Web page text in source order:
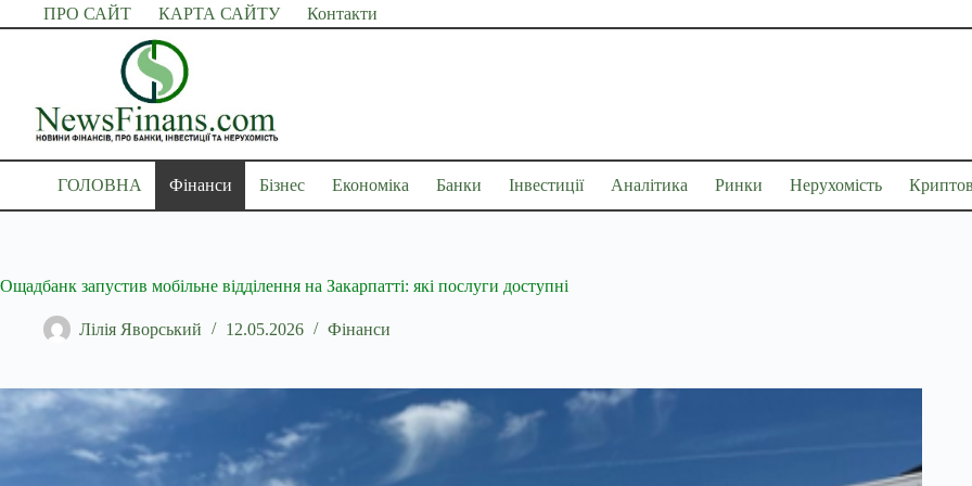
Перейти
до
ПРО САЙТ КАРТА САЙТУ Контакти
ГОЛОВНА Фінанси Бізнес Економіка Банки Інвестиції Аналітика Ринки Нерухомість
Ощадбанк запустив мобільне відділення на Закарпатті: які послуги доступні
Лілія Яворський 12.05.2026 Фінанси